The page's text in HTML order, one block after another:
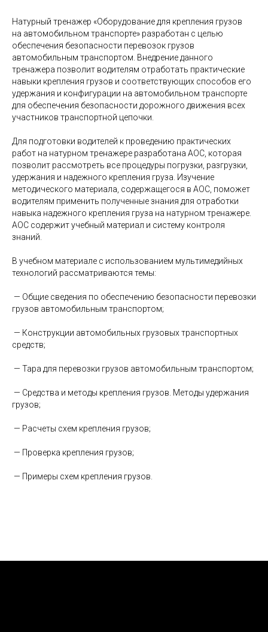
Натурный тренажер «Оборудование для крепления грузов
на автомобильном транспорте» разработан с целью
обеспечения безопасности перевозок грузов
автомобильным транспортом. Внедрение данного
тренажера позволит водителям отработать практические
навыки крепления грузов и соответствующих способов его
удержания и конфигурации на автомобильном транспорте
для обеспечения безопасности дорожного движения всех
участников транспортной цепочки.
Для подготовки водителей к проведению практических
работ на натурном тренажере разработана АОС, которая
позволит рассмотреть все процедуры погрузки, разгрузки,
удержания и надежного крепления груза. Изучение
методического материала, содержащегося в АОС, поможет
водителям применить полученные знания для отработки
навыка надежного крепления груза на натурном тренажере.
АОС содержит учебный материал и систему контроля
знаний.
В учебном материале с использованием мультимедийных
технологий рассматриваются темы:
— Общие сведения по обеспечению безопасности перевозки
грузов автомобильным транспортом;
— Конструкции автомобильных грузовых транспортных
средств;
— Тара для перевозки грузов автомобильным транспортом;
— Средства и методы крепления грузов. Методы удержания
грузов;
— Расчеты схем крепления грузов;
— Проверка крепления грузов;
— Примеры схем крепления грузов.